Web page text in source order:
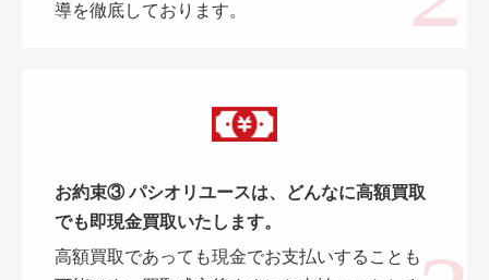
導を徹底しております。
お約束③ パシオリユースは、どんなに高額買取
でも即現金買取いたします。
高額買取であっても現金でお支払いすることも